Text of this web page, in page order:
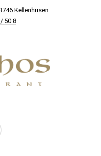
Kellenhusen
50 8
Fenster